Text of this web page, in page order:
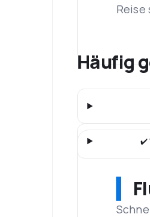
Reise
Häufig
✔️